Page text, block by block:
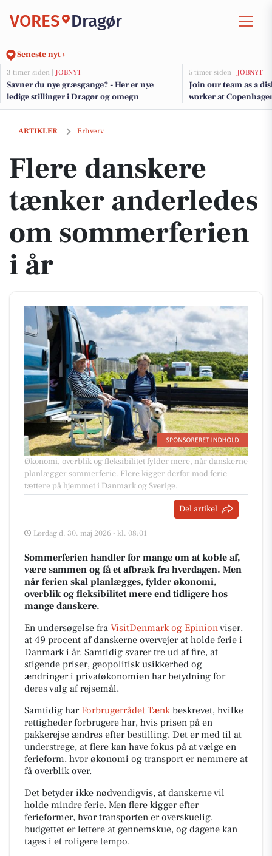
VORES Dragør
Seneste nyt ›
3 timer siden | JOBNYT
Savner du nye græsgange? - Her er nye
ledige stillinger i Dragør og omegn
5 timer siden | JOBNYT
Join our team as a
worker at
ARTIKLER Erhverv
Flere danskere tænker anderledes om sommerferien i år
Flere danskere
tænker anderledes
om sommerferien
i år
Økonomi, overblik og fleksibilitet fylder mere, når danskerne
planlægger sommerferie. Flere kigger derfor mod ferie
tættere på hjemmet i Danmark og Sverige.
Del artikel
Lørdag d. 30. maj 2026 - kl. 08:01
Sommerferien handler for mange om at koble af,
være sammen og få et afbræk fra hverdagen. Men
når ferien skal planlægges, fylder økonomi,
overblik og fleksibilitet mere end tidligere hos
mange danskere.
En undersøgelse fra VisitDenmark og Epinionviser,
at 49 procent af danskerne overvejer at holde ferie i
Danmark i år. Samtidig svarer tre ud af fire, at
stigende priser, geopolitisk usikkerhed og
ændringer i privatøkonomien har betydning for
deres valg af rejsemål.
Samtidig har Forbrugerrådet Tænkbeskrevet, hvilke
rettigheder forbrugere har, hvis prisen på en
pakkerejse ændres efter bestilling. Det er med til at
understrege, at flere kan have fokus på at vælge en
ferieform, hvor økonomi og transport er nemmere at
få overblik over.
Det betyder ikke nødvendigvis, at danskerne vil
holde mindre ferie. Men flere kigger efter
ferieformer, hvor transporten er overskuelig,
budgettet er lettere at gennemskue, og dagene kan
tages i et roligere tempo.